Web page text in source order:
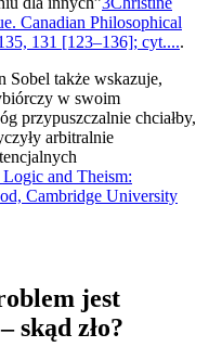
Canadian Philosophical
131 [123–136]; cyt.....
Sobel także wskazuje,
w swoim
przypuszczalnie chciałby,
arbitralnie
and Theism:
Cambridge University
jest
skąd zło?